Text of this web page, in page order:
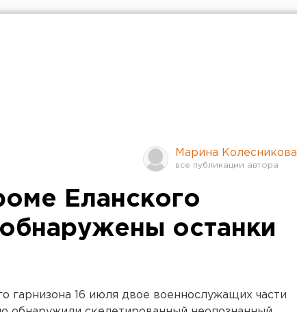
Марина Колесникова
Еланского
останки
гарнизона 16 июля двое военнослужащих части